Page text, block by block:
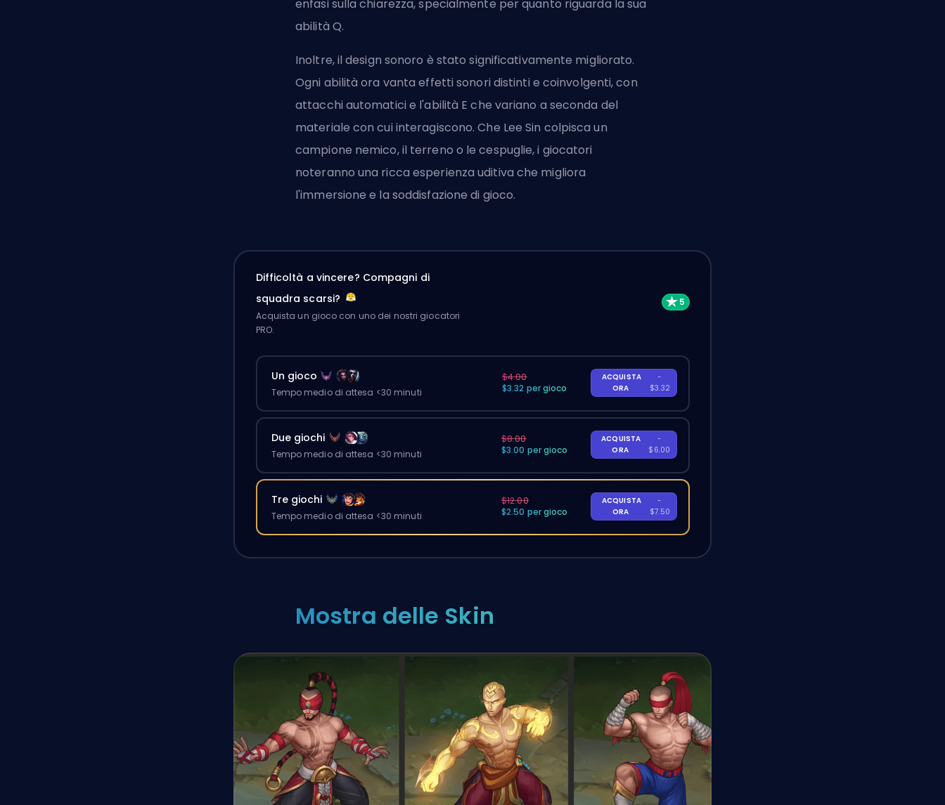
enfasi sulla chiarezza, specialmente per quanto riguarda la sua
abilità Q.
Inoltre, il design sonoro è stato significativamente migliorato.
Ogni abilità ora vanta effetti sonori distinti e coinvolgenti, con
attacchi automatici e l'abilità E che variano a seconda del
materiale con cui interagiscono. Che Lee Sin colpisca un
campione nemico, il terreno o le cespuglie, i giocatori
noteranno una ricca esperienza uditiva che migliora
l'immersione e la soddisfazione di gioco.
Difficoltà a vincere? Compagni di
squadra scarsi?
Acquista un gioco con uno dei nostri giocatori
PRO.
Un gioco
Tempo medio di attesa <30 minuti
$4.00
$3.32 per gioco
ACQUISTA
ORA
-
$3.32
Due giochi
Tempo medio di attesa <30 minuti
$8.00
$3.00 per gioco
ACQUISTA
ORA
-
$6.00
Tre giochi
Tempo medio di attesa <30 minuti
$12.00
$2.50 per gioco
ACQUISTA
ORA
-
$7.50
Mostra delle Skin